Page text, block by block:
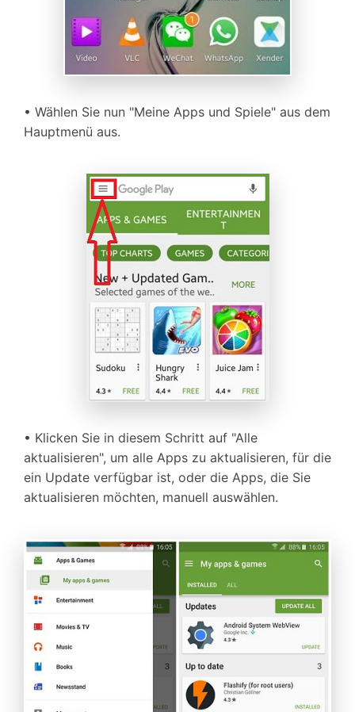
• Wählen Sie nun "Meine Apps und Spiele" aus dem
Hauptmenü aus.
• Klicken Sie in diesem Schritt auf "Alle
aktualisieren", um alle Apps zu aktualisieren, für die
ein Update verfügbar ist, oder die Apps, die Sie
aktualisieren möchten, manuell auswählen.